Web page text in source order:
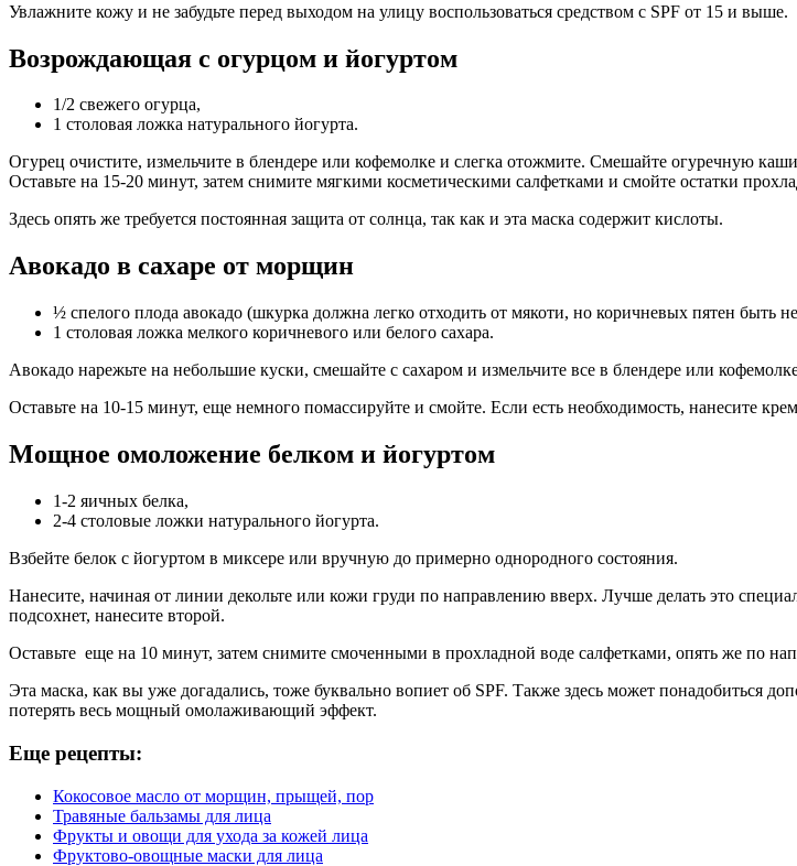
Увлажните кожу и не забудьте перед выходом на улицу воспользоваться средством с SPF от 15 и выше.
Возрождающая с огурцом и йогуртом
1/2 свежего огурца,
1 столовая ложка натурального йогурта.
Огурец очистите, измельчите в блендере или кофемолке и слегка отожмите. Смешайте огуречную
Оставьте на 15-20 минут, затем снимите мягкими косметическими салфетками и смойте остатки
Здесь опять же требуется постоянная защита от солнца, так как и эта маска содержит кислоты.
Авокадо в сахаре от морщин
½ спелого плода авокадо (шкурка должна легко отходить от мякоти, но коричневых пятен быть
1 столовая ложка мелкого коричневого или белого сахара.
Авокадо нарежьте на небольшие куски, смешайте с сахаром и измельчите все в блендере или
Оставьте на 10-15 минут, еще немного помассируйте и смойте. Если есть необходимость, нанесите
Мощное омоложение белком и йогуртом
1-2 яичных белка,
2-4 столовые ложки натурального йогурта.
Взбейте белок с йогуртом в миксере или вручную до примерно однородного состояния.
Нанесите, начиная от линии декольте или кожи груди по направлению вверх. Лучше делать это
подсохнет, нанесите второй.
Оставьте еще на 10 минут, затем снимите смоченными в прохладной воде салфетками, опять же по
Эта маска, как вы уже догадались, тоже буквально вопиет об SPF. Также здесь может понадобиться
потерять весь мощный омолаживающий эффект.
Еще рецепты:
Кокосовое масло от морщин, прыщей, пор
Травяные бальзамы для лица
Фрукты и овощи для ухода за кожей лица
Фруктово-овощные маски для лица